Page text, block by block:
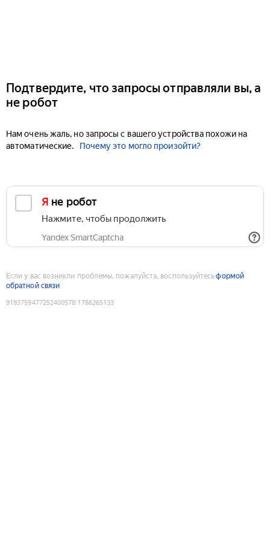
Подтвердите, что запросы отправляли вы, а
не робот
Нам очень жаль, но запросы с вашего устройства похожи на
автоматические.
Почему это могло произойти?
Я не робот
Нажмите, чтобы продолжить
Yandex SmartCaptcha
Если у вас возникли проблемы, пожалуйста, воспользуйтесьформой
обратной связи
9193759477252400578:1786265133